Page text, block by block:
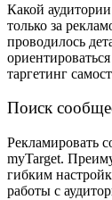
Какой
только за
проводилось
таргетинг
Поиск
Рекламировать
myTarget.
гибким
работы с